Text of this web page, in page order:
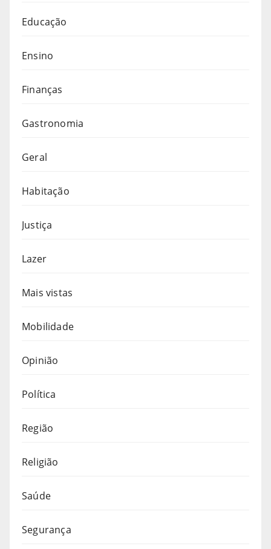
Educação
Ensino
Finanças
Gastronomia
Geral
Habitação
Justiça
Lazer
Mais vistas
Mobilidade
Opinião
Política
Região
Religião
Saúde
Segurança